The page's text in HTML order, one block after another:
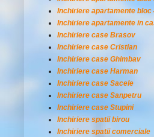
Inchiriere apartamente bloc
Inchiriere apartamente in
Inchiriere case Brasov
Inchiriere case Cristian
Inchiriere case Ghimbav
Inchiriere case Harman
Inchiriere case Sacele
Inchiriere case Sanpetru
Inchiriere case Stupini
Inchiriere spatii birou
Inchiriere spatii comerciale